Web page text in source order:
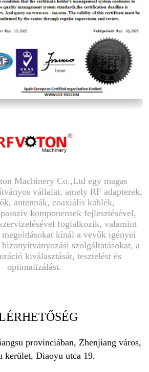
Machinery Co.,Ltd egy magas
vállalat, amely RF adapterek,
antennák, coaxiális kablék,
komponensek fejlesztésével,
foglalkozik, valamint
megoldásokat kínál a vevők igényei
szolgáltatásokat, a
kiválasztását, tesztelést és
optimalizálást.
provinciában, Zhenjiang város,
kerület, Diaoyu utca 19.